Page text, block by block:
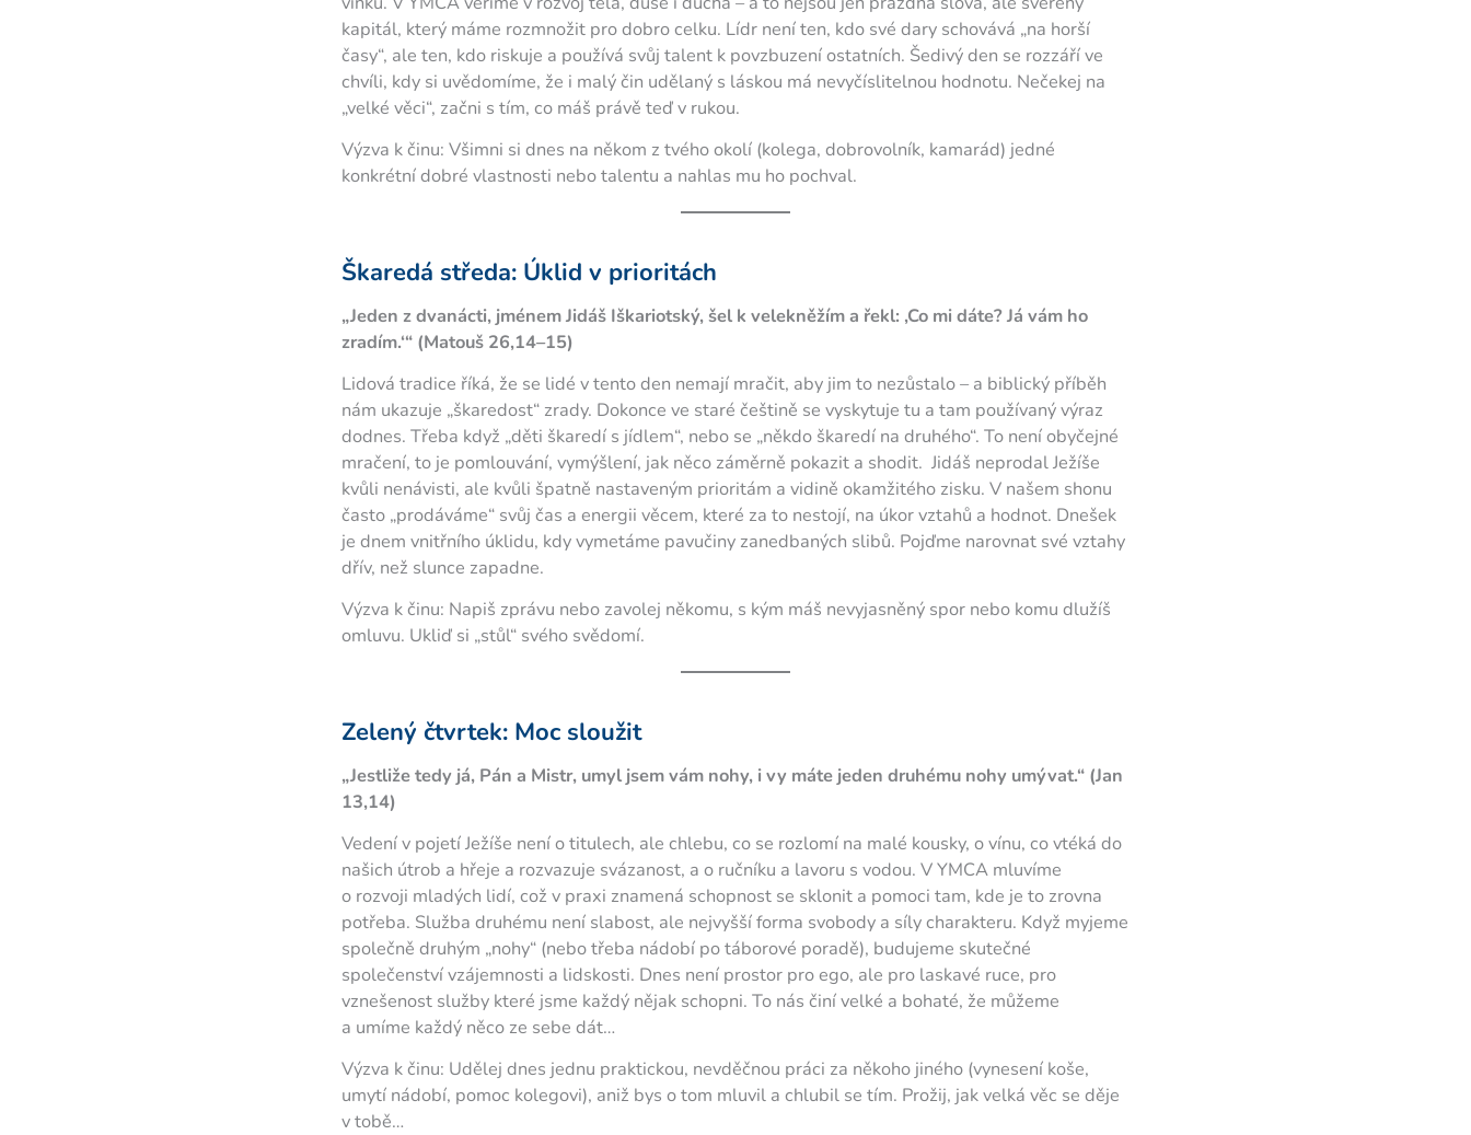
kapitál, který máme rozmnožit pro dobro celku. Lídr není ten, kdo své dary schovává „na horší
časy“, ale ten, kdo riskuje a používá svůj talent k povzbuzení ostatních. Šedivý den se rozzáří ve
chvíli, kdy si uvědomíme, že i malý čin udělaný s láskou má nevyčíslitelnou hodnotu. Nečekej na
„velké věci“, začni s tím, co máš právě teď v rukou.
Výzva k činu: Všimni si dnes na někom z tvého okolí (kolega, dobrovolník, kamarád) jedné
konkrétní dobré vlastnosti nebo talentu a nahlas mu ho pochval.
Škaredá středa: Úklid v prioritách
„Jeden z dvanácti, jménem Jidáš Iškariotský, šel k velekněžím a řekl: ‚Co mi dáte? Já vám ho
zradím.‘“ (Matouš 26,14–15)
Lidová tradice říká, že se lidé v tento den nemají mračit, aby jim to nezůstalo – a biblický příběh
nám ukazuje „škaredost“ zrady. Dokonce ve staré češtině se vyskytuje tu a tam používaný výraz
dodnes. Třeba když „děti škaredí s jídlem“, nebo se „někdo škaredí na druhého“. To není obyčejné
mračení, to je pomlouvání, vymýšlení, jak něco záměrně pokazit a shodit. Jidáš neprodal Ježíše
kvůli nenávisti, ale kvůli špatně nastaveným prioritám a vidině okamžitého zisku. V našem shonu
často „prodáváme“ svůj čas a energii věcem, které za to nestojí, na úkor vztahů a hodnot. Dnešek
je dnem vnitřního úklidu, kdy vymetáme pavučiny zanedbaných slibů. Pojďme narovnat své vztahy
dřív, než slunce zapadne.
Výzva k činu: Napiš zprávu nebo zavolej někomu, s kým máš nevyjasněný spor nebo komu dlužíš
omluvu. Ukliď si „stůl“ svého svědomí.
Zelený čtvrtek: Moc sloužit
„Jestliže tedy já, Pán a Mistr, umyl jsem vám nohy, i vy máte jeden druhému nohy umývat.“ (Jan
13,14)
Vedení v pojetí Ježíše není o titulech, ale chlebu, co se rozlomí na malé kousky, o vínu, co vtéká do
našich útrob a hřeje a rozvazuje svázanost, a o ručníku a lavoru s vodou. V YMCA mluvíme
o rozvoji mladých lidí, což v praxi znamená schopnost se sklonit a pomoci tam, kde je to zrovna
potřeba. Služba druhému není slabost, ale nejvyšší forma svobody a síly charakteru. Když myjeme
společně druhým „nohy“ (nebo třeba nádobí po táborové poradě), budujeme skutečné
společenství vzájemnosti a lidskosti. Dnes není prostor pro ego, ale pro laskavé ruce, pro
vznešenost služby které jsme každý nějak schopni. To nás činí velké a bohaté, že můžeme
a umíme každý něco ze sebe dát…
Výzva k činu: Udělej dnes jednu praktickou, nevděčnou práci za někoho jiného (vynesení koše,
umytí nádobí, pomoc kolegovi), aniž bys o tom mluvil a chlubil se tím. Prožij, jak velká věc se děje
v tobě…